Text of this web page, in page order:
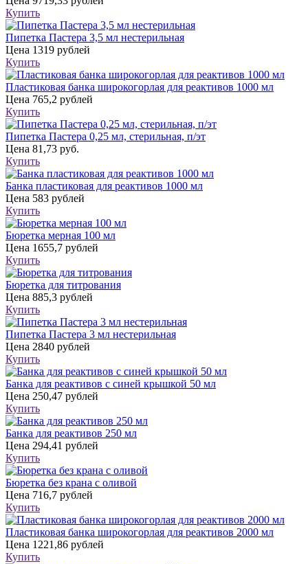
Купить
Пипетка Пастера 3,5 мл нестерильная
Цена 1319 рублей
Купить
Пластиковая банка широкогорлая для реактивов 1000 мл
Цена 765,2 рублей
Купить
Пипетка Пастера 0,25 мл, стерильная, п/эт
Цена 81,73 руб.
Купить
Банка пластиковая для реактивов 1000 мл
Цена 583 рублей
Купить
Бюретка мерная 100 мл
Цена 1655,7 рублей
Купить
Бюретка для титрования
Цена 885,3 рублей
Купить
Пипетка Пастера 3 мл нестерильная
Цена 2840 рублей
Купить
Банка для реактивов с синей крышкой 50 мл
Цена 250,47 рублей
Купить
Банка для реактивов 250 мл
Цена 294,41 рублей
Купить
Бюретка без крана с оливой
Цена 716,7 рублей
Купить
Пластиковая банка широкогорлая для реактивов 2000 мл
Цена 1221,86 рублей
Купить